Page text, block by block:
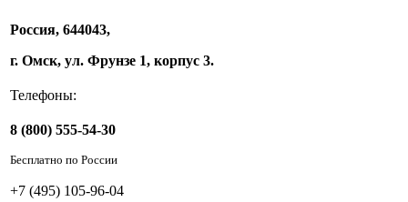
Россия, 644043,
г. Омск, ул. Фрунзе 1, корпус 3.
Телефоны:
8 (800) 555-54-30
Бесплатно по России
+7 (495) 105-96-04